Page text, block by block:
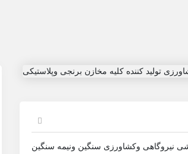
نیروگاهی وکشاورزی سنگین ونیمه سنگین